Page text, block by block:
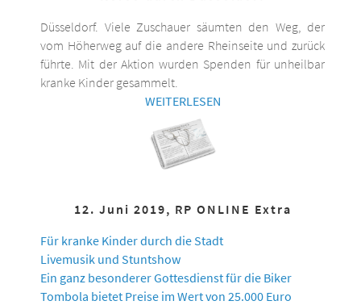
Düsseldorf. Viele Zuschauer säumten den Weg, der
vom Höherweg auf die andere Rheinseite und zurück
führte. Mit der Aktion wurden Spenden für unheilbar
kranke Kinder gesammelt.
WEITERLESEN
12. Juni 2019, RP ONLINE Extra
Für kranke Kinder durch die Stadt
Livemusik und Stuntshow
Ein ganz besonderer Gottesdienst für die Biker
Tombola bietet Preise im Wert von 25.000 Euro